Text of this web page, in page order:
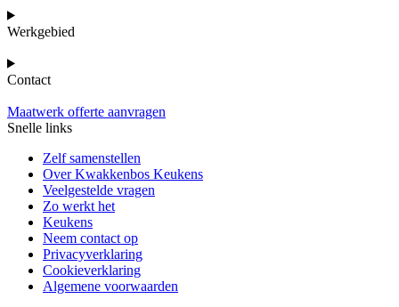
Werkgebied
Contact
Maatwerk offerte aanvragen
Snelle links
Zelf samenstellen
Over Kwakkenbos Keukens
Veelgestelde vragen
Zo werkt het
Keukens
Neem contact op
Privacyverklaring
Cookieverklaring
Algemene voorwaarden